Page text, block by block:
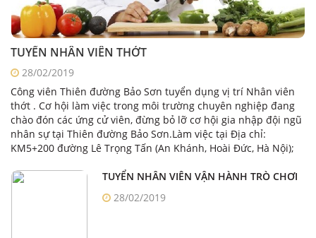
TUYỂN NHÂN VIÊN THỚT
28/02/2019
Công viên Thiên đường Bảo Sơn tuyển dụng vị trí Nhân viên
thớt . Cơ hội làm việc trong môi trường chuyên nghiệp đang
chào đón các ứng cử viên, đừng bỏ lỡ cơ hội gia nhập đội ngũ
nhân sự tại Thiên đường Bảo Sơn.Làm việc tại Địa chỉ:
KM5+200 đường Lê Trọng Tấn (An Khánh, Hoài Đức, Hà Nội);
TUYỂN NHÂN VIÊN VẬN HÀNH TRÒ CHƠI
28/02/2019